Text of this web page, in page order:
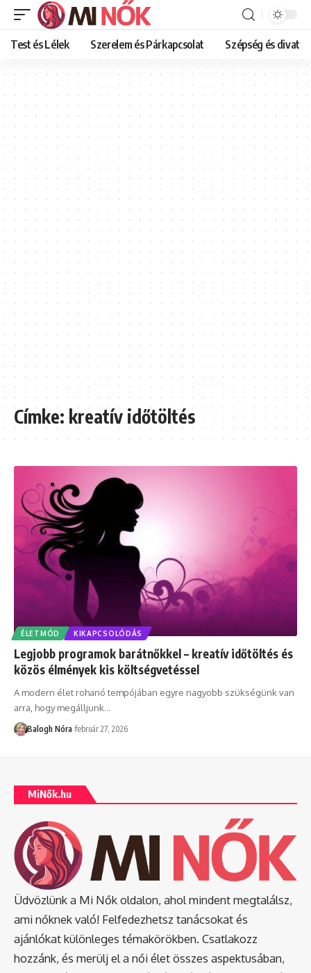
Test és Lélek Szerelem és Párkapcsolat Szépség és divat
Címke:kreatív időtöltés
ÉLETMÓD KIKAPCSOLÓDÁS
Legjobb programok barátnőkkel – kreatív időtöltés és
közös élmények kis költségvetéssel
A modern élet rohanó tempójában egyre nagyobb szükségünk van
arra, hogy megálljunk…
Balogh Nóra február 27, 2026
MiNők.hu
Üdvözlünk a Mi Nők oldalon, ahol mindent megtalálsz,
ami nőknek való! Felfedezhetsz tanácsokat és
ajánlókat különleges témakörökben. Csatlakozz
hozzánk, és merülj el a női élet összes aspektusában,